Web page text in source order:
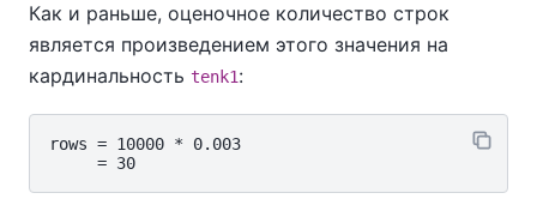
Как и раньше, оценочное количество строк
является произведением этого значения на
кардинальность tenk1:
rows = 10000 * 0.003